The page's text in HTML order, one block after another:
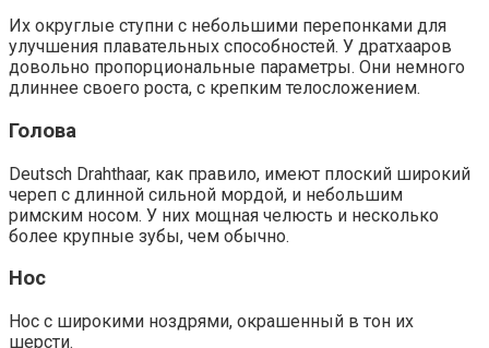
Их округлые ступни с небольшими перепонками для
улучшения плавательных способностей. У дратхааров
довольно пропорциональные параметры. Они немного
длиннее своего роста, с крепким телосложением.
Голова
Deutsch Drahthaar, как правило, имеют плоский широкий
череп с длинной сильной мордой, и небольшим
римским носом. У них мощная челюсть и несколько
более крупные зубы, чем обычно.
Нос
Нос с широкими ноздрями, окрашенный в тон их
шерсти.